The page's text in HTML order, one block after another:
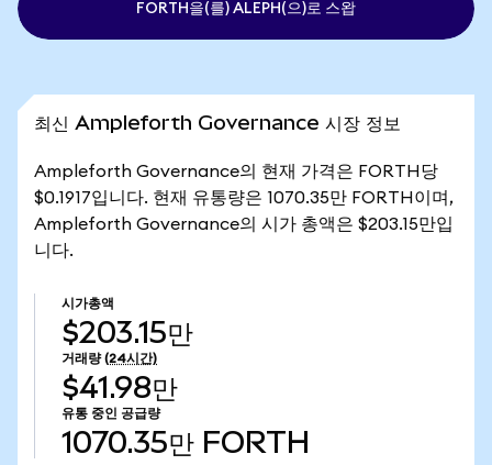
FORTH을(를) ALEPH(으)로 스왑
최신 Ampleforth Governance 시장 정보
Ampleforth Governance의 현재 가격은 FORTH당
$0.1917입니다. 현재 유통량은 1070.35만 FORTH이며,
Ampleforth Governance의 시가 총액은 $203.15만입
니다.
시가총액
$203.15만
거래량 (24시간)
$41.98만
유통 중인 공급량
1070.35만 FORTH